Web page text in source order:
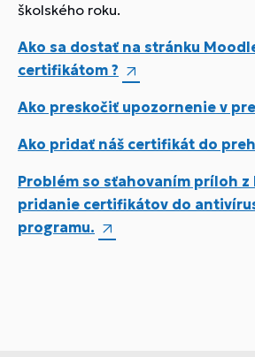
školského roku.
Ako sa dostať na stránku
certifikátom ?
Ako preskočiť upozornenie v
Ako pridať náš certifikát do
Problém so sťahovaním príloh z
pridanie certifikátov do
programu.